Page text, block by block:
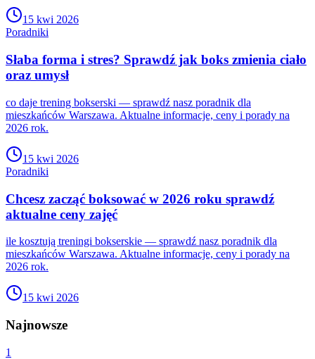
15 kwi 2026
Poradniki
Słaba forma i stres? Sprawdź jak boks zmienia ciało
oraz umysł
co daje trening bokserski — sprawdź nasz poradnik dla
mieszkańców Warszawa. Aktualne informacje, ceny i porady na
2026 rok.
15 kwi 2026
Poradniki
Chcesz zacząć boksować w 2026 roku sprawdź
aktualne ceny zajęć
ile kosztują treningi bokserskie — sprawdź nasz poradnik dla
mieszkańców Warszawa. Aktualne informacje, ceny i porady na
2026 rok.
15 kwi 2026
Najnowsze
1